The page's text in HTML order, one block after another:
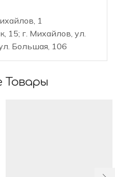
1
15; г. Михайлов, ул.
Большая, 106
Товары